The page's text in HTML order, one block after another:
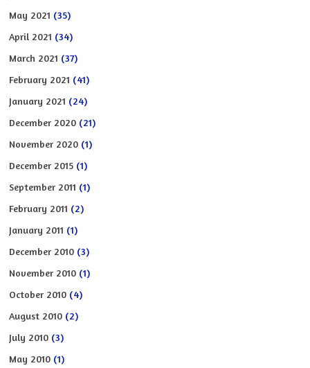
May 2021 (35)
April 2021 (34)
March 2021 (37)
February 2021 (41)
January 2021 (24)
December 2020 (21)
November 2020 (1)
December 2015 (1)
September 2011 (1)
February 2011 (2)
January 2011 (1)
December 2010 (3)
November 2010 (1)
October 2010 (4)
August 2010 (2)
July 2010 (3)
May 2010 (1)